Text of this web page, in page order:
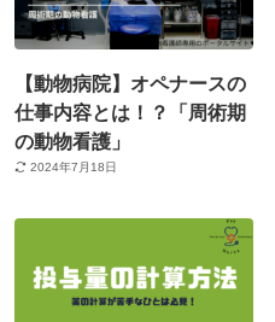
【動物病院】オペナースの
仕事内容とは！？「周術期
の動物看護」
2024年7月18日